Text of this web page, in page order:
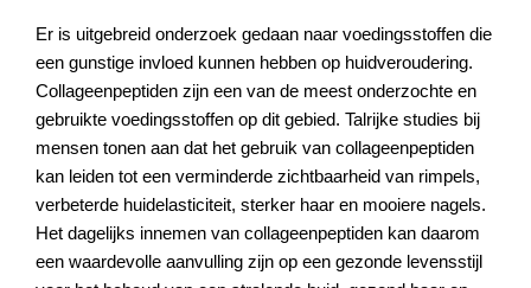
Er is uitgebreid onderzoek gedaan naar voedingsstoffen die
een gunstige invloed kunnen hebben op huidveroudering.
Collageenpeptiden zijn een van de meest onderzochte en
gebruikte voedingsstoffen op dit gebied. Talrijke studies bij
mensen tonen aan dat het gebruik van collageenpeptiden
kan leiden tot een verminderde zichtbaarheid van rimpels,
verbeterde huidelasticiteit, sterker haar en mooiere nagels.
Het dagelijks innemen van collageenpeptiden kan daarom
een waardevolle aanvulling zijn op een gezonde levensstijl